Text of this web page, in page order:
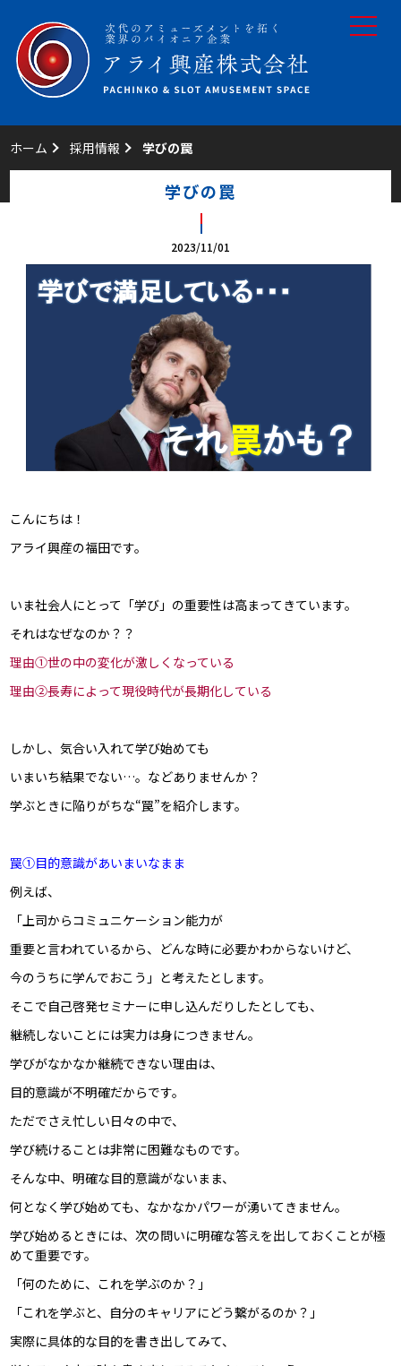
toggle
ホーム 採用情報 学びの罠
学びの罠
2023/11/01
こんにちは！
アライ興産の福田です。
いま社会人にとって「学び」の重要性は高まってきています。
それはなぜなのか？？
理由①世の中の変化が激しくなっている
理由②長寿によって現役時代が長期化している
しかし、気合い入れて学び始めても
いまいち結果でない…。などありませんか？
学ぶときに陥りがちな“罠”を紹介します。
罠①目的意識があいまいなまま
例えば、
「上司からコミュニケーション能力が
重要と言われているから、どんな時に必要かわからないけど、
今のうちに学んでおこう」 と考えたとします。
そこで自己啓発セミナーに申し込んだりしたとしても、
継続しないことには実力は身につきません。
学びがなかなか継続できない理由は、
目的意識が不明確だからです。
ただでさえ忙しい日々の中で、
学び続けることは非常に困難なものです。
そんな中、明確な目的意識がないまま、
何となく学び始めても、なかなかパワーが湧いてきません。
学び始めるときには、次の問いに明確な答えを出しておくことが極
めて重要です。
「何のために、これを学ぶのか？」
「これを学ぶと、自分のキャリアにどう繋がるのか？」
実際に具体的な目的を書き出してみて、